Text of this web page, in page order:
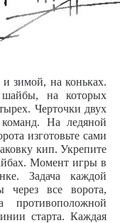
зимой, на коньках.
шайбы, на которых
Черточки двух
На ледяной
изготовьте сами
кип. Укрепите
Момент игры в
Задача каждой
все ворота,
противоположной
старта. Каждая